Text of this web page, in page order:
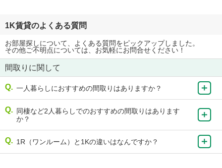
1K賃貸のよくある質問
お部屋探しについて、よくある質問をピックアップしました。
その他ご不明点については、お気軽にお問合せください！
間取りに関して
一人暮らしにおすすめの間取りはありますか？
同棲など2人暮らしでのおすすめの間取りはあります
か？
1R（ワンルーム）と1Kの違いはなんですか？